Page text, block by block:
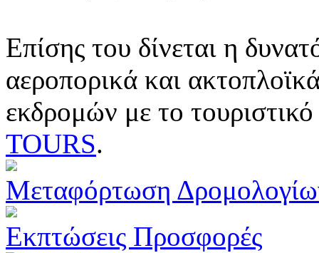
Επίσης του δίνεται η
αεροπορικά και
εκδρομών με το
TOURS.
Μεταφόρτωση
Εκπτώσεις Προσφορές